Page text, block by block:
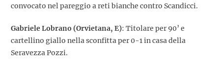
convocato nel pareggio a reti bianche contro Scandicci.
Gabriele Lobrano (Orvietana, E): Titolare per 90’ e
cartellino giallo nella sconfitta per 0-1 in casa della
Seravezza Pozzi.